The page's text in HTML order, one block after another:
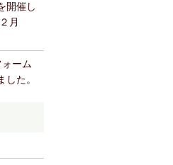
開催し
月
ーム
た。